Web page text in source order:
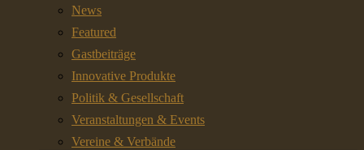
News
Featured
Gastbeiträge
Innovative Produkte
Politik & Gesellschaft
Veranstaltungen & Events
Vereine & Verbände